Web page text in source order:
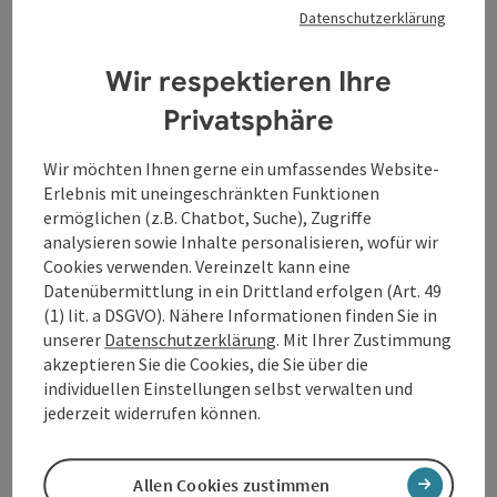
Donausteig - Trailrunning
St. Nikola an der Donau
Angebot
Zeitraum
25.04.2026 - 10.10.2026(weitere Termine)
ab € 159,30
Datenschutzerklärung
Wir respektieren Ihre
Privatsphäre
Wir möchten Ihnen gerne ein umfassendes Website-
Erlebnis mit uneingeschränkten Funktionen
ermöglichen (z.B. Chatbot, Suche), Zugriffe
analysieren sowie Inhalte personalisieren, wofür wir
Cookies verwenden. Vereinzelt kann eine
Datenübermittlung in ein Drittland erfolgen (Art. 49
(1) lit. a DSGVO). Nähere Informationen finden Sie in
unserer Datenschutzerklärung. Mit Ihrer Zustimmung
akzeptieren Sie die Cookies, die Sie über die
individuellen Einstellungen selbst verwalten und
jederzeit widerrufen können.
Allen Cookies zustimmen